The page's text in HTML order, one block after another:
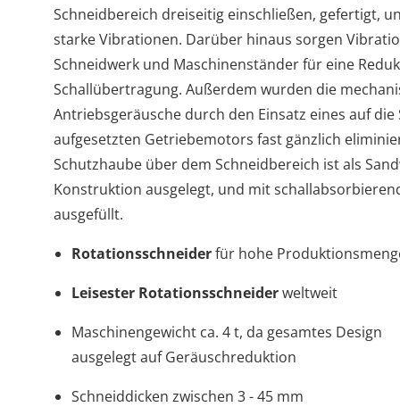
Schneidbereich dreiseitig einschließen, gefertigt,
starke Vibrationen. Darüber hinaus sorgen
Schneidwerk und Maschinenständer für eine
Schallübertragung. Außerdem wurden die
Antriebsgeräusche durch den Einsatz eines auf die
aufgesetzten Getriebemotors fast gänzlich
Schutzhaube über dem Schneidbereich ist als
Konstruktion ausgelegt, und mit
ausgefüllt.
Rotationsschneiderfür hohe
Leisester Rotationsschneiderweltweit
Maschinengewicht ca. 4 t, da gesamtes Design
ausgelegt auf Geräuschreduktion
Schneiddicken zwischen 3 - 45 mm